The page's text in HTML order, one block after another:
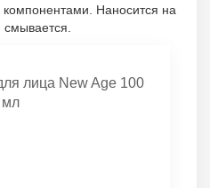
компонентами. Наносится на
лица New Age 100
мл